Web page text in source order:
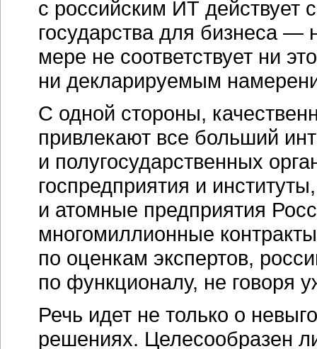
с российским ИТ действует
государства для бизнеса —
мере не соответствует ни
ни декларируемым
С одной стороны,
привлекают все больший
и полугосударственных
госпредприятия и
и атомные предприятия
многомиллионные
по оценкам экспертов,
по функционалу, не говоря
Речь идет не только о
решениях. Целесообразен